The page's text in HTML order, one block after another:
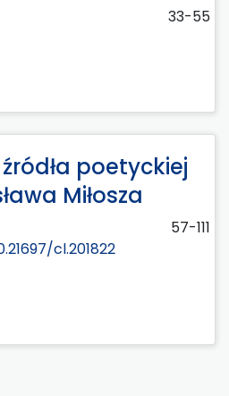
33-55
poetyckiej
Miłosza
57-111
cl.201822